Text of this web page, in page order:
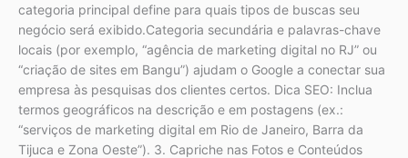
categoria principal define para quais tipos de buscas seu
negócio será exibido.Categoria secundária e palavras-chave
locais (por exemplo, “agência de marketing digital no RJ” ou
“criação de sites em Bangu”) ajudam o Google a conectar sua
empresa às pesquisas dos clientes certos. Dica SEO: Inclua
termos geográficos na descrição e em postagens (ex.:
“serviços de marketing digital em Rio de Janeiro, Barra da
Tijuca e Zona Oeste”). 3. Capriche nas Fotos e Conteúdos